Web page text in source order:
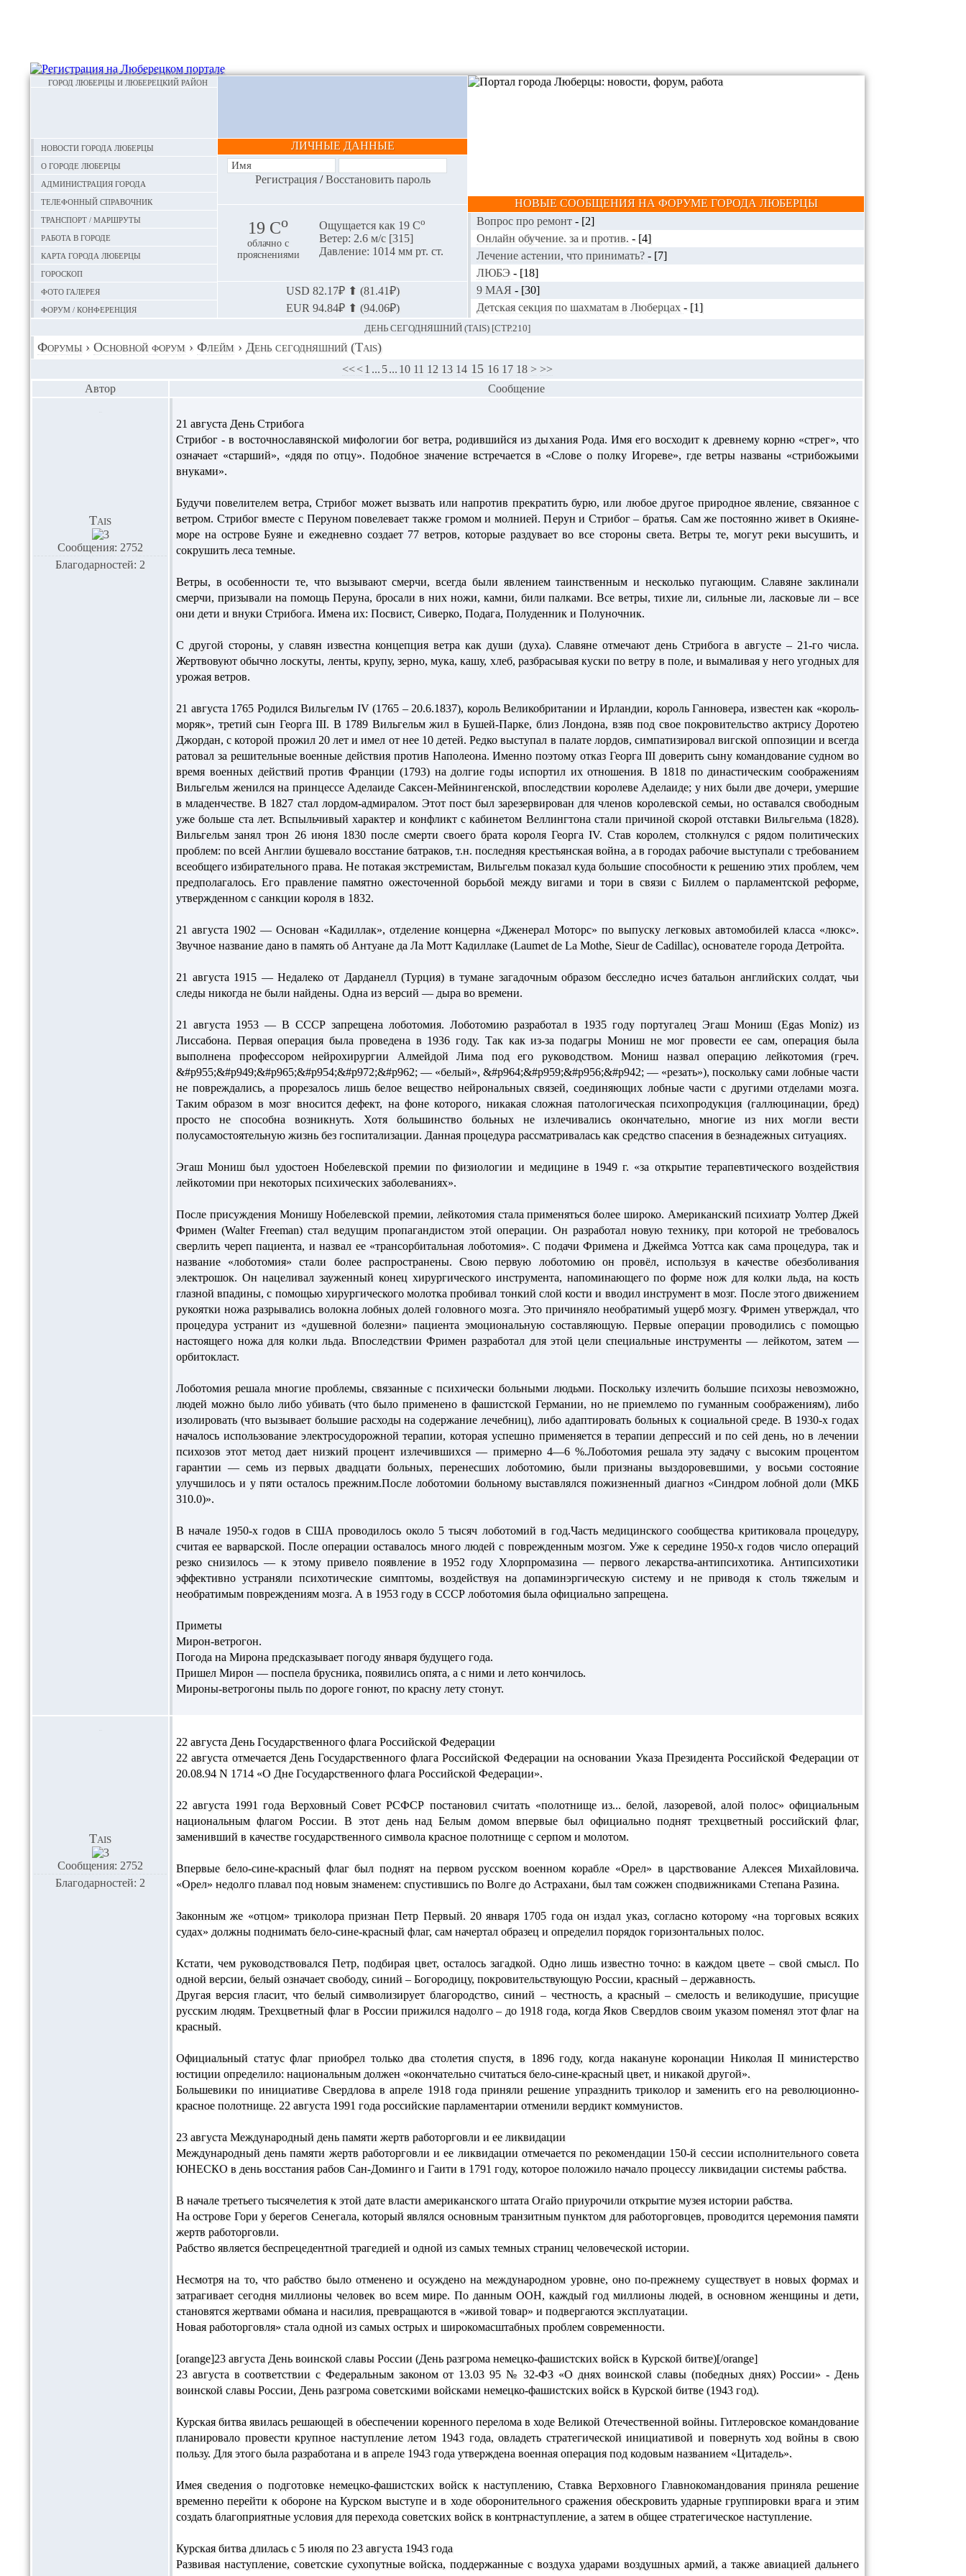
ГОРОД ЛЮБЕРЦЫ И ЛЮБЕРЕЦКИЙ РАЙОН
Новости города Люберцы
О городе Люберцы
Администрация города
Телефонный справочник
Транспорт / маршруты
Работа в городе
Карта города Люберцы
Гороскоп
Фото галерея
Форум / конференция
ЛИЧНЫЕ ДАННЫЕ
Регистрация/Восстановить пароль
19 Сo
облачно с
прояснениями
Ощущается как 19 Сo
Ветер: 2.6 м/с [315]
Давление: 1014 мм рт. ст.
USD 82.17₽ ⬆ (81.41₽)
EUR 94.84₽ ⬆ (94.06₽)
НОВЫЕ СООБЩЕНИЯ НА ФОРУМЕ ГОРОДА ЛЮБЕРЦЫ
Вопрос про ремонт - [2]
Онлайн обучение. за и против. - [4]
Лечение астении, что принимать? - [7]
ЛЮБЭ - [18]
9 МАЯ - [30]
Детская секция по шахматам в Люберцах - [1]
ДЕНЬ СЕГОДНЯШНИЙ (TAIS) [СТР.210]
Форумы › Основной форум › Флейм › День сегодняшний (Tais)
<<<1 ... 5... 10 11 12 13 14 15 16 17 18 > >>
Автор
Сообщение
Tais
Сообщения: 2752
Благодарностей: 2
21 августа День Стрибога
Стрибог - в восточнославянской мифологии бог ветра, родившийся из дыхания Рода. Имя его восходит к древнему корню «стрег», что
означает «старший», «дядя по отцу». Подобное значение встречается в «Слове о полку Игореве», где ветры названы «стрибожьими
внуками».
Будучи повелителем ветра, Стрибог может вызвать или напротив прекратить бурю, или любое другое природное явление, связанное с
ветром. Стрибог вместе с Перуном повелевает также громом и молнией. Перун и Стрибог – братья. Сам же постоянно живет в Окияне-
море на острове Буяне и ежедневно создает 77 ветров, которые раздувает во все стороны света. Ветры те, могут реки высушить, и
сокрушить леса темные.
Ветры, в особенности те, что вызывают смерчи, всегда были явлением таинственным и несколько пугающим. Славяне заклинали
смерчи, призывали на помощь Перуна, бросали в них ножи, камни, били палками. Все ветры, тихие ли, сильные ли, ласковые ли – все
они дети и внуки Стрибога. Имена их: Посвист, Сиверко, Подага, Полуденник и Полуночник.
С другой стороны, у славян известна концепция ветра как души (духа). Славяне отмечают день Стрибога в августе – 21-го числа.
Жертвовуют обычно лоскуты, ленты, крупу, зерно, мука, кашу, хлеб, разбрасывая куски по ветру в поле, и вымаливая у него угодных для
урожая ветров.
21 августа 1765 Родился Вильгельм IV(1765 – 20.6.1837), король Великобритании и Ирландии, король Ганновера, известен как «король-
моряк», третий сын Георга III. В 1789 Вильгельм жил в Бушей-Парке, близ Лондона, взяв под свое покровительство актрису Доротею
Джордан, с которой прожил 20 лет и имел от нее 10 детей. Редко выступал в палате лордов, симпатизировал вигской оппозиции и всегда
ратовал за решительные военные действия против Наполеона. Именно поэтому отказ Георга III доверить сыну командование судном во
время военных действий против Франции (1793) на долгие годы испортил их отношения. В 1818 по династическим соображениям
Вильгельм женился на принцессе Аделаиде Саксен-Мейнингенской, впоследствии королеве Аделаиде; у них были две дочери, умершие
в младенчестве. В 1827 стал лордом-адмиралом. Этот пост был зарезервирован для членов королевской семьи, но оставался свободным
уже больше ста лет. Вспыльчивый характер и конфликт с кабинетом Веллингтона стали причиной скорой отставки Вильгельма (1828).
Вильгельм занял трон 26 июня 1830 после смерти своего брата короля Георга IV. Став королем, столкнулся с рядом политических
проблем: по всей Англии бушевало восстание батраков, т.н. последняя крестьянская война, а в городах рабочие выступали с требованием
всеобщего избирательного права. Не потакая экстремистам, Вильгельм показал куда большие способности к решению этих проблем, чем
предполагалось. Его правление памятно ожесточенной борьбой между вигами и тори в связи с Биллем о парламентской реформе,
утвержденном с санкции короля в 1832.
21 августа 1902 — Основан «Кадиллак»,отделение концерна «Дженерал Моторс» по выпуску легковых автомобилей класса «люкс».
Звучное название дано в память об Антуане да Ла Мотт Кадиллаке (Laumet de La Mothe, Sieur de Cadillac), основателе города Детройта.
21 августа 1915 — Недалеко от Дарданелл (Турция) в тумане загадочным образом бесследно исчез батальон английских солдат, чьи
следы никогда не были найдены. Одна из версий — дыра во времени.
21 августа 1953 — В СССР запрещена лоботомия. Лоботомию разработал в 1935 году португалец Эгаш Мониш (Egas Moniz) из
Лиссабона. Первая операция была проведена в 1936 году. Так как из-за подагры Мониш не мог провести ее сам, операция была
выполнена профессором нейрохирургии Алмейдой Лима под его руководством. Мониш назвал операцию лейкотомия (греч.
&#p955;&#p949;&#p965;&#p954;&#p972;&#p962; — «белый», &#p964;&#p959;&#p956;&#p942; — «резать»), поскольку сами лобные части
не повреждались, а прорезалось лишь белое вещество нейрональных связей, соединяющих лобные части с другими отделами мозга.
Таким образом в мозг вносится дефект, на фоне которого, никакая сложная патологическая психопродукция (галлюцинации, бред)
просто не способна возникнуть. Хотя большинство больных не излечивались окончательно, многие из них могли вести
полусамостоятельную жизнь без госпитализации. Данная процедура рассматривалась как средство спасения в безнадежных ситуациях.
Эгаш Мониш был удостоен Нобелевской премии по физиологии и медицине в 1949 г. «за открытие терапевтического воздействия
лейкотомии при некоторых психических заболеваниях».
После присуждения Монишу Нобелевской премии, лейкотомия стала применяться более широко. Американский психиатр Уолтер Джей
Фримен (Walter Freeman) стал ведущим пропагандистом этой операции. Он разработал новую технику, при которой не требовалось
сверлить череп пациента, и назвал ее «трансорбитальная лоботомия». С подачи Фримена и Джеймса Уоттса как сама процедура, так и
название «лоботомия» стали более распространены. Свою первую лоботомию он провёл, используя в качестве обезболивания
электрошок. Он нацеливал зауженный конец хирургического инструмента, напоминающего по форме нож для колки льда, на кость
глазной впадины, с помощью хирургического молотка пробивал тонкий слой кости и вводил инструмент в мозг. После этого движением
рукоятки ножа разрывались волокна лобных долей головного мозга. Это причиняло необратимый ущерб мозгу. Фримен утверждал, что
процедура устранит из «душевной болезни» пациента эмоциональную составляющую. Первые операции проводились с помощью
настоящего ножа для колки льда. Впоследствии Фримен разработал для этой цели специальные инструменты — лейкотом, затем —
орбитокласт.
Лоботомия решала многие проблемы, связанные с психически больными людьми. Поскольку излечить большие психозы невозможно,
людей можно было либо убивать (что было применено в фашистской Германии, но не приемлемо по гуманным соображениям), либо
изолировать (что вызывает большие расходы на содержание лечебниц), либо адаптировать больных к социальной среде. В 1930-х годах
началось использование электросудорожной терапии, которая успешно применяется в терапии депрессий и по сей день, но в лечении
психозов этот метод дает низкий процент излечившихся — примерно 4—6 %.Лоботомия решала эту задачу с высоким процентом
гарантии — семь из первых двадцати больных, перенесших лоботомию, были признаны выздоровевшими, у восьми состояние
улучшилось и у пяти осталось прежним.После лоботомии больному выставлялся пожизненный диагноз «Синдром лобной доли (МКБ
310.0)».
В начале 1950-х годов в США проводилось около 5 тысяч лоботомий в год.Часть медицинского сообщества критиковала процедуру,
считая ее варварской. После операции оставалось много людей с поврежденным мозгом. Уже к середине 1950-х годов число операций
резко снизилось — к этому привело появление в 1952 году Хлорпромазина — первого лекарства-антипсихотика. Антипсихотики
эффективно устраняли психотические симптомы, воздействуя на допаминэргическую систему и не приводя к столь тяжелым и
необратимым повреждениям мозга. А в 1953 году в СССР лоботомия была официально запрещена.
Приметы
Мирон-ветрогон.
Погода на Мирона предсказывает погоду января будущего года.
Пришел Мирон — поспела брусника, появились опята, а с ними и лето кончилось.
Мироны-ветрогоны пыль по дороге гонют, по красну лету стонут.
Tais
Сообщения: 2752
Благодарностей: 2
22 августа День Государственного флага Российской Федерации
22 августа отмечается День Государственного флага Российской Федерации на основании Указа Президента Российской Федерации от
20.08.94 N 1714 «О Дне Государственного флага Российской Федерации».
22 августа 1991 года Верховный Совет РСФСР постановил считать «полотнище из... белой, лазоревой, алой полос» официальным
национальным флагом России. В этот день над Белым домом впервые был официально поднят трехцветный российский флаг,
заменивший в качестве государственного символа красное полотнище с серпом и молотом.
Впервые бело-сине-красный флаг был поднят на первом русском военном корабле «Орел» в царствование Алексея Михайловича.
«Орел» недолго плавал под новым знаменем: спустившись по Волге до Астрахани, был там сожжен сподвижниками Степана Разина.
Законным же «отцом» триколора признан Петр Первый. 20 января 1705 года он издал указ, согласно которому «на торговых всяких
судах» должны поднимать бело-сине-красный флаг, сам начертал образец и определил порядок горизонтальных полос.
Кстати, чем руководствовался Петр, подбирая цвет, осталось загадкой. Одно лишь известно точно: в каждом цвете – свой смысл. По
одной версии, белый означает свободу, синий – Богородицу, покровительствующую России, красный – державность.
Другая версия гласит, что белый символизирует благородство, синий – честность, а красный – смелость и великодушие, присущие
русским людям. Трехцветный флаг в России прижился надолго – до 1918 года, когда Яков Свердлов своим указом поменял этот флаг на
красный.
Официальный статус флаг приобрел только два столетия спустя, в 1896 году, когда накануне коронации Николая II министерство
юстиции определило: национальным должен «окончательно считаться бело-сине-красный цвет, и никакой другой».
Большевики по инициативе Свердлова в апреле 1918 года приняли решение упразднить триколор и заменить его на революционно-
красное полотнище. 22 августа 1991 года российские парламентарии отменили вердикт коммунистов.
23 августа Международный день памяти жертв работорговли и ее ликвидации
Международный день памяти жертв работорговли и ее ликвидации отмечается по рекомендации 150-й сессии исполнительного совета
ЮНЕСКО в день восстания рабов Сан-Доминго и Гаити в 1791 году, которое положило начало процессу ликвидации системы рабства.
В начале третьего тысячелетия к этой дате власти американского штата Огайо приурочили открытие музея истории рабства.
На острове Гори у берегов Сенегала, который являлся основным транзитным пунктом для работорговцев, проводится церемония памяти
жертв работорговли.
Рабство является беспрецедентной трагедией и одной из самых темных страниц человеческой истории.
Несмотря на то, что рабство было отменено и осуждено на международном уровне, оно по-прежнему существует в новых формах и
затрагивает сегодня миллионы человек во всем мире. По данным ООН, каждый год миллионы людей, в основном женщины и дети,
становятся жертвами обмана и насилия, превращаются в «живой товар» и подвергаются эксплуатации.
Новая работорговля» стала одной из самых острых и широкомасштабных проблем современности.
[orange]23 августа День воинской славы России (День разгрома немецко-фашистских войск в Курской битве)[/orange]
23 августа в соответствии с Федеральным законом от 13.03 95 № 32-ФЗ «О днях воинской славы (победных днях) России» - День
воинской славы России, День разгрома советскими войсками немецко-фашистских войск в Курской битве (1943 год).
Курская битва явилась решающей в обеспечении коренного перелома в ходе Великой Отечественной войны. Гитлеровское командование
планировало провести крупное наступление летом 1943 года, овладеть стратегической инициативой и повернуть ход войны в свою
пользу. Для этого была разработана и в апреле 1943 года утверждена военная операция под кодовым названием «Цитадель».
Имея сведения о подготовке немецко-фашистских войск к наступлению, Ставка Верховного Главнокомандования приняла решение
временно перейти к обороне на Курском выступе и в ходе оборонительного сражения обескровить ударные группировки врага и этим
создать благоприятные условия для перехода советских войск в контрнаступление, а затем в общее стратегическое наступление.
Курская битва длилась с 5 июля по 23 августа 1943 года
Развивая наступление, советские сухопутные войска, поддержанные с воздуха ударами воздушных армий, а также авиацией дальнего